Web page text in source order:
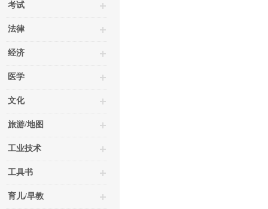
考试
法律
经济
医学
文化
旅游/地图
工业技术
工具书
育儿/早教